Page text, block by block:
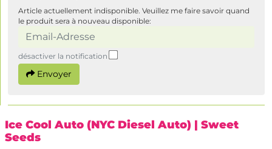
Article actuellement indisponible. Veuillez me faire savoir quand
le produit sera à nouveau disponible:
désactiver la notification
Envoyer
Ice Cool Auto (NYC Diesel Auto) | Sweet
Seeds